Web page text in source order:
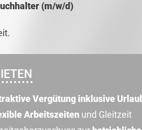
(m/w/d)
Vergütung inklusive
Arbeitszeiten und Gleitzeit